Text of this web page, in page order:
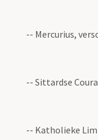
-- Mercurius,
-- Sittardse
-- Katholieke